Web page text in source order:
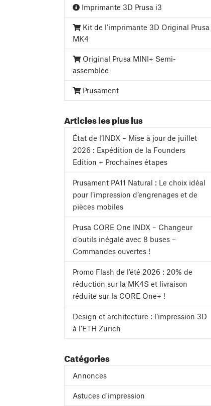
Imprimante 3D Prusa i3
Kit de l’imprimante 3D Original Prusa
MK4
Original Prusa MINI+ Semi-
assemblée
Prusament
Articles les plus lus
État de l’INDX – Mise à jour de juillet
2026 : Expédition de la Founders
Edition + Prochaines étapes
Prusament PA11 Natural : Le choix idéal
pour l’impression d’engrenages et de
pièces mobiles
Prusa CORE One INDX – Changeur
d’outils inégalé avec 8 buses –
Commandes ouvertes !
Promo Flash de l’été 2026 : 20% de
réduction sur la MK4S et livraison
réduite sur la CORE One+ !
Design et architecture : l’impression 3D
à l’ETH Zurich
Catégories
Annonces
Astuces d'impression